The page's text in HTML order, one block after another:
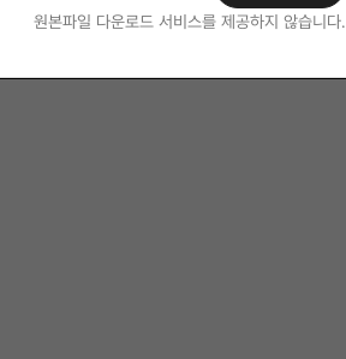
원본파일 다운로드 서비스를 제공하지 않습니다.